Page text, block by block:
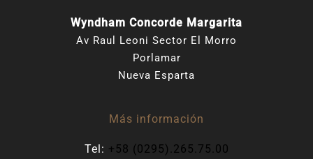
Wyndham Concorde Margarita
Av Raul Leoni Sector El Morro
Porlamar
Nueva Esparta
Más información
Tel: +58 (0295).265.75.00